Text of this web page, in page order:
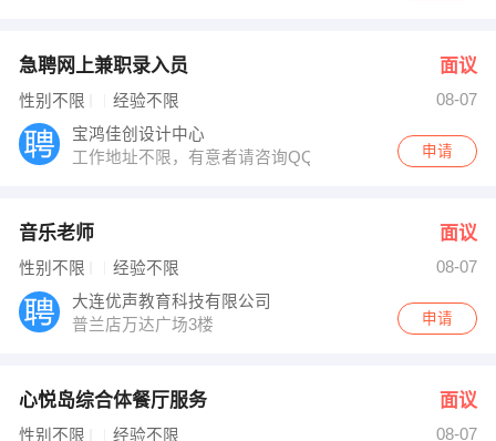
急聘网上兼职录入员 面议
性别不限 经验不限
08-07
宝鸿佳创设计中心
工作地址不限，有意者请咨询QQ：758870090
申请
音乐老师 面议
性别不限 经验不限
08-07
大连优声教育科技有限公司
普兰店万达广场3楼
申请
心悦岛综合体餐厅服务 面议
性别不限 经验不限
08-07